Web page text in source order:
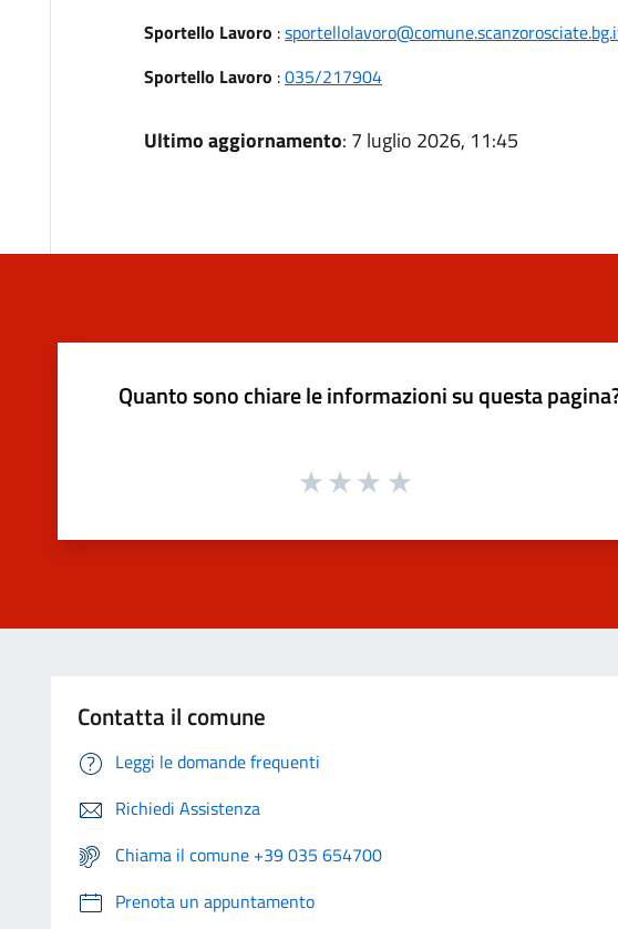
Sportello Lavoro :
Sportello Lavoro :035/217904
Ultimo aggiornamento: 7 luglio 2026, 11:45
Quanto sono chiare le informazioni su questa
Contatta il comune
Leggi le domande frequenti
Richiedi Assistenza
Chiama il comune +39 035 654700
Prenota un appuntamento